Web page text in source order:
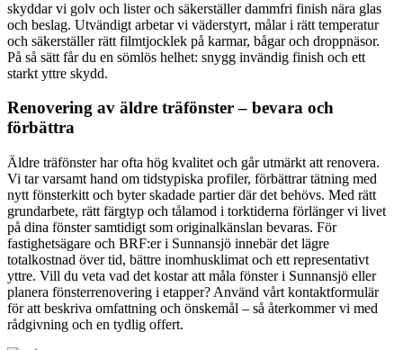
skyddar vi golv och lister och säkerställer dammfri finish nära glas
och beslag. Utvändigt arbetar vi väderstyrt, målar i rätt temperatur
och säkerställer rätt filmtjocklek på karmar, bågar och droppnäsor.
På så sätt får du en sömlös helhet: snygg invändig finish och ett
starkt yttre skydd.
Renovering av äldre träfönster – bevara och
förbättra
Äldre träfönster har ofta hög kvalitet och går utmärkt att renovera.
Vi tar varsamt hand om tidstypiska profiler, förbättrar tätning med
nytt fönsterkitt och byter skadade partier där det behövs. Med rätt
grundarbete, rätt färgtyp och tålamod i torktiderna förlänger vi livet
på dina fönster samtidigt som originalkänslan bevaras. För
fastighetsägare och BRF:er i Sunnansjö innebär det lägre
totalkostnad över tid, bättre inomhusklimat och ett representativt
yttre. Vill du veta vad det kostar att måla fönster i Sunnansjö eller
planera fönsterrenovering i etapper? Använd vårt kontaktformulär
för att beskriva omfattning och önskemål – så återkommer vi med
rådgivning och en tydlig offert.